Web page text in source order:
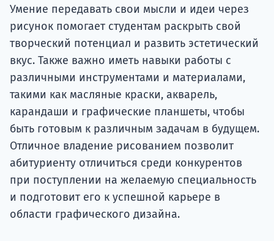
Умение передавать свои мысли и идеи через
рисунок помогает студентам раскрыть свой
творческий потенциал и развить эстетический
вкус. Также важно иметь навыки работы с
различными инструментами и материалами,
такими как масляные краски, акварель,
карандаши и графические планшеты, чтобы
быть готовым к различным задачам в будущем.
Отличное владение рисованием позволит
абитуриенту отличиться среди конкурентов
при поступлении на желаемую специальность
и подготовит его к успешной карьере в
области графического дизайна.